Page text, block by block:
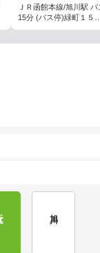
ＪＲ函館本線/旭川駅 バ
15分 (バス停)緑町１５